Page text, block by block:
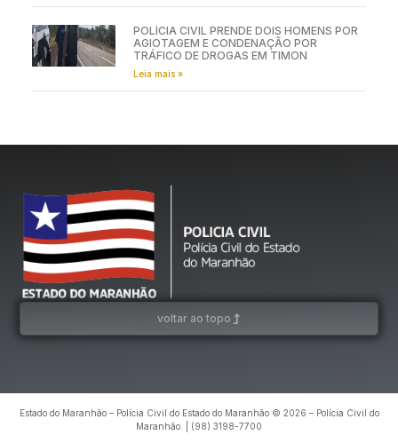
POLÍCIA CIVIL PRENDE DOIS HOMENS POR
AGIOTAGEM E CONDENAÇÃO POR
TRÁFICO DE DROGAS EM TIMON
Leia mais »
voltar ao topo
Estado do Maranhão – Polícia Civil do Estado do Maranhão © 2026 – Polícia Civil do
Maranhão. | (98) 3198-7700